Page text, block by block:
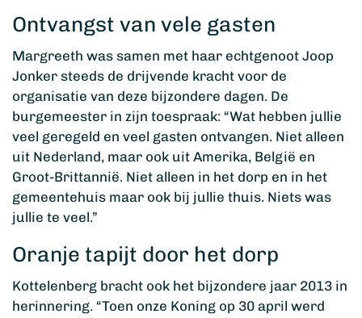
Ontvangst van vele gasten
Margreeth was samen met haar echtgenoot Joop
Jonker steeds de drijvende kracht voor de
organisatie van deze bijzondere dagen. De
burgemeester in zijn toespraak: “Wat hebben jullie
veel geregeld en veel gasten ontvangen. Niet alleen
uit Nederland, maar ook uit Amerika, België en
Groot-Brittannië. Niet alleen in het dorp en in het
gemeentehuis maar ook bij jullie thuis. Niets was
jullie te veel.”
Oranje tapijt door het dorp
Kottelenberg bracht ook het bijzondere jaar 2013 in
herinnering. “Toen onze Koning op 30 april werd